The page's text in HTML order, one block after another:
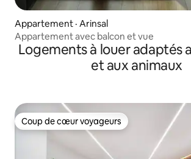
Appartement · Arinsal
Appartement avec balcon et vue
Logements à louer adaptés
et aux animaux
Coup de cœur voyageurs
Coup de cœur voyageurs